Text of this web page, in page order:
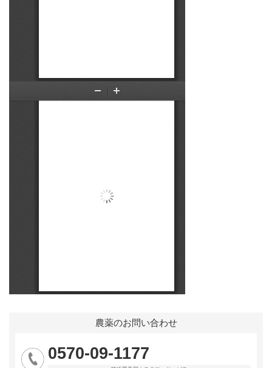
農薬のお問い合わせ
0570-09-1177